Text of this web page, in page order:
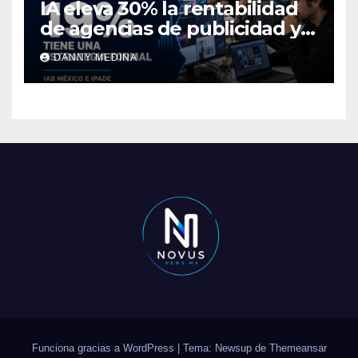
IA eleva 30% la rentabilidad
de agencias de publicidad y
pone en jaque el cobro por
hora: IAB México e IPADE
DANNY MEDINA
Funciona gracias a WordPress Tema: Newsup de Themeansar